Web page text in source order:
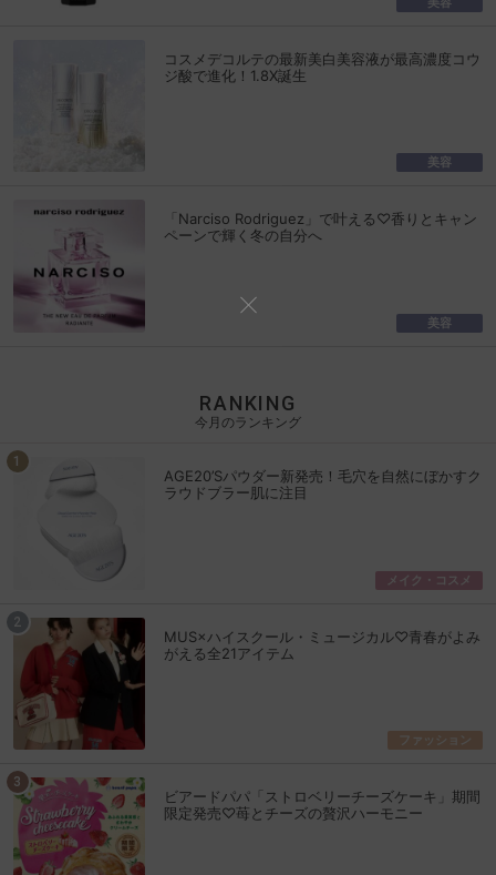
コスメデコルテの最新美白美容液が最高濃度コウ
ジ酸で進化！1.8X誕生
美容
「Narciso Rodriguez」で叶える♡香りとキャン
ペーンで輝く冬の自分へ
美容
RANKING
今月のランキング
AGE20’Sパウダー新発売！毛穴を自然にぼかすク
ラウドブラー肌に注目
メイク・コスメ
MUS×ハイスクール・ミュージカル♡青春がよみ
がえる全21アイテム
ファッション
ビアードパパ「ストロベリーチーズケーキ」期間
限定発売♡苺とチーズの贅沢ハーモニー